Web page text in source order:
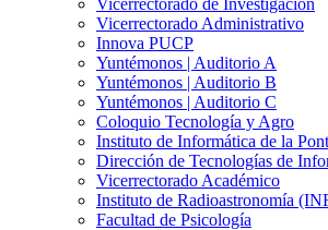
Vicerrectorado de Investigación
Vicerrectorado Administrativo
Innova PUCP
Yuntémonos | Auditorio A
Yuntémonos | Auditorio B
Yuntémonos | Auditorio C
Coloquio Tecnología y Agro
Instituto de Informática de la
Dirección de Tecnologías de
Vicerrectorado Académico
Instituto de Radioastronomía
Facultad de Psicología